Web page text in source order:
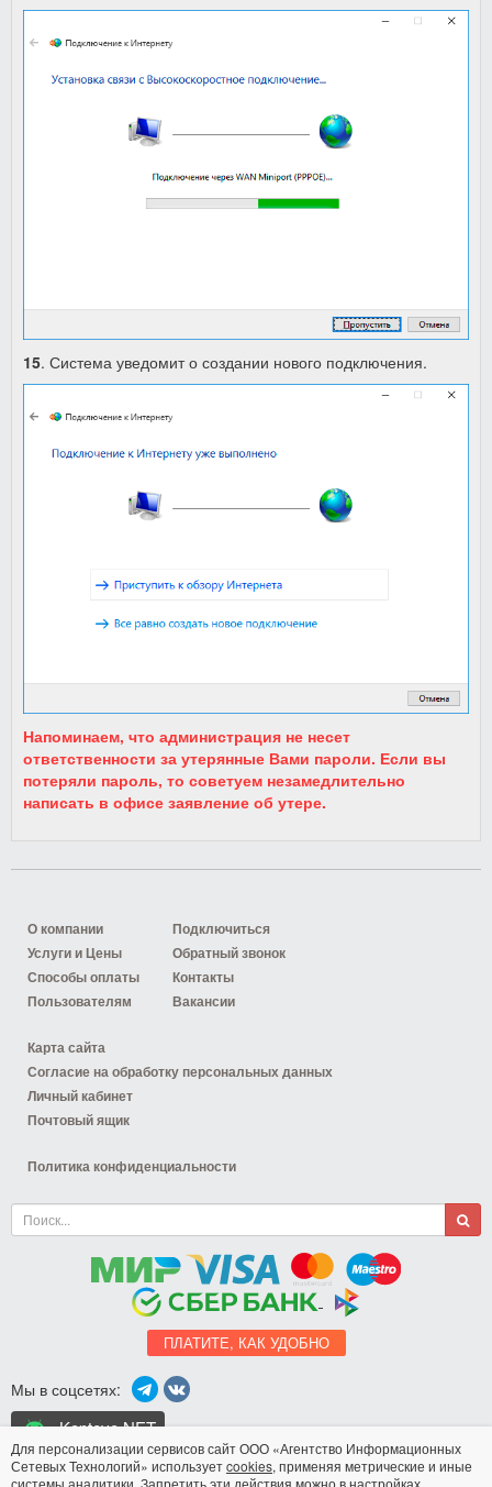
15. Система уведомит о создании нового подключения.
Напоминаем, что администрация не несет
ответственности за утерянные Вами пароли. Если вы
потеряли пароль, то советуем незамедлительно
написать в офисе заявление об утере.
О компании
Услуги и Цены
Способы оплаты
Пользователям
Подключиться
Обратный звонок
Контакты
Вакансии
Карта сайта
Согласие на обработку персональных данных
Личный кабинет
Почтовый ящик
Политика конфиденциальности
ПЛАТИТЕ, КАК УДОБНО
Мы в соцсетях:
Koptevo.NET
для Android
Для персонализации сервисов сайт ООО «Агентство Информационных
Сетевых Технологий» используетcookies, применяя метрические и иные
системы аналитики. Запретить эти действия можно в настройках